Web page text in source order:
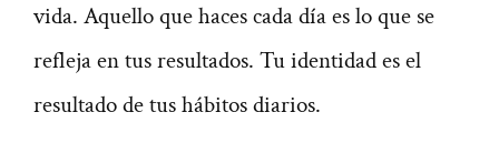
vida. Aquello que haces cada día es lo que se
refleja en tus resultados. Tu identidad es el
resultado de tus hábitos diarios.